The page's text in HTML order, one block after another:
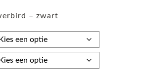
tot
€59,95
– zwart